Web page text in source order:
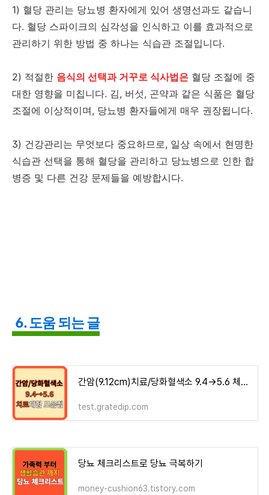
1) 혈당 관리는 당뇨병 환자에게 있어 생명선과도 같습니
다. 혈당 스파이크의 심각성을 인식하고 이를 효과적으로
관리하기 위한 방법 중 하나는 식습관 조절입니다.
2) 적절한 음식의 선택과 거꾸로 식사법은 혈당 조절에 중
대한 영향을 미칩니다. 김, 버섯, 곤약과 같은 식품은 혈당
조절에 이상적이며, 당뇨병 환자들에게 매우 권장됩니다.
3) 건강관리는 무엇보다 중요하므로, 일상 속에서 현명한
식습관 선택을 통해 혈당을 관리하고 당뇨병으로 인한 합
병증 및 다른 건강 문제들을 예방합시다.
6. 도움 되는 글
간암(9.12cm)치료/당화혈색소 9.4→5.6 체험기 모음집 - money-health
test.gratedip.com
당뇨 체크리스트로 당뇨 극복하기
money-cushion63.tistory.com